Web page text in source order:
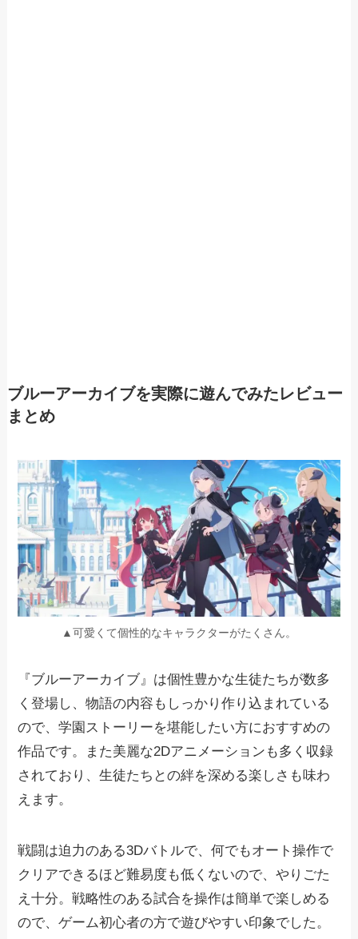
ブルーアーカイブを実際に遊んでみたレビュー
まとめ
▲可愛くて個性的なキャラクターがたくさん。
『ブルーアーカイブ』は個性豊かな生徒たちが数多
く登場し、物語の内容もしっかり作り込まれている
ので、学園ストーリーを堪能したい方におすすめの
作品です。また美麗な2Dアニメーションも多く収録
されており、生徒たちとの絆を深める楽しさも味わ
えます。
戦闘は迫力のある3Dバトルで、何でもオート操作で
クリアできるほど難易度も低くないので、やりごた
え十分。戦略性のある試合を操作は簡単で楽しめる
ので、ゲーム初心者の方で遊びやすい印象でした。